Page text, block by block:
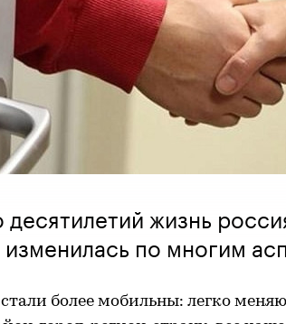
десятилетий жизнь
по многим
более мобильны: легко